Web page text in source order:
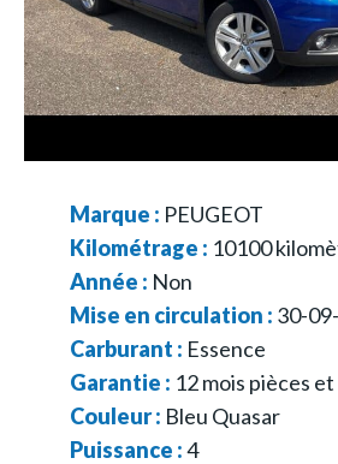
Marque : PEUGEOT
Kilométrage : 10100
Année : Non
Mise en circulation : 30-
Carburant : Essence
Garantie : 12 mois pièces
Couleur : Bleu Quasar
Puissance :4